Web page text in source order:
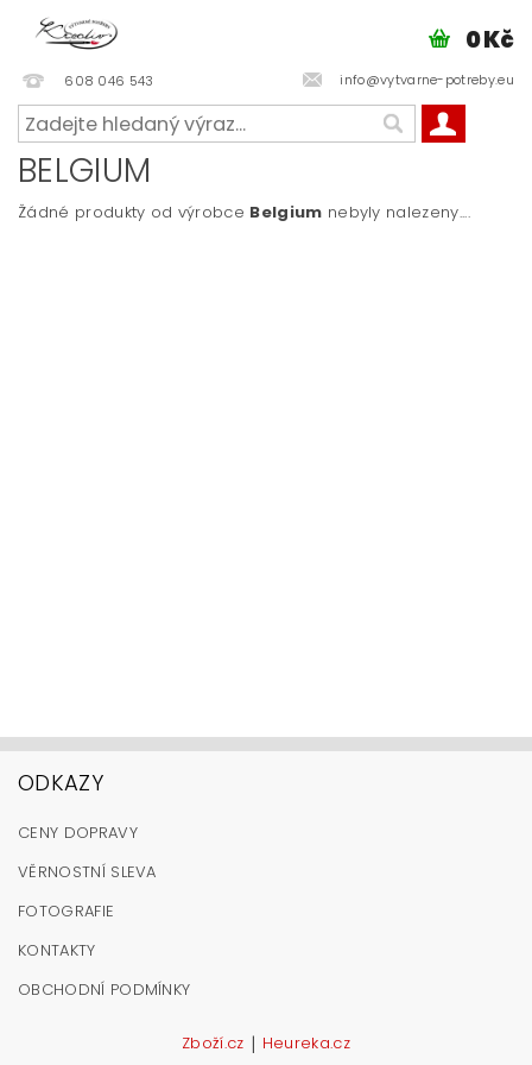
608 046 543 info@vytvarne-potreby.eu
0 Kč
BELGIUM
Žádné produkty od výrobce Belgium nebyly nalezeny....
ODKAZY
CENY DOPRAVY
VĚRNOSTNÍ SLEVA
FOTOGRAFIE
KONTAKTY
OBCHODNÍ PODMÍNKY
Zboží.cz | Heureka.cz